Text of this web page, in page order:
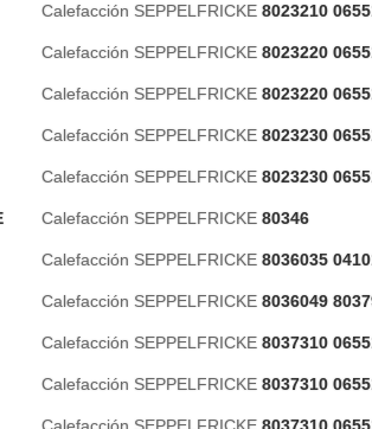
Calefacción SEPPELFRICKE 8023210
Calefacción SEPPELFRICKE 8023220
Calefacción SEPPELFRICKE 8023220
Calefacción SEPPELFRICKE 8023230
Calefacción SEPPELFRICKE 8023230
Calefacción SEPPELFRICKE 80346
Calefacción SEPPELFRICKE 8036035
Calefacción SEPPELFRICKE 8036049
Calefacción SEPPELFRICKE 8037310
Calefacción SEPPELFRICKE 8037310